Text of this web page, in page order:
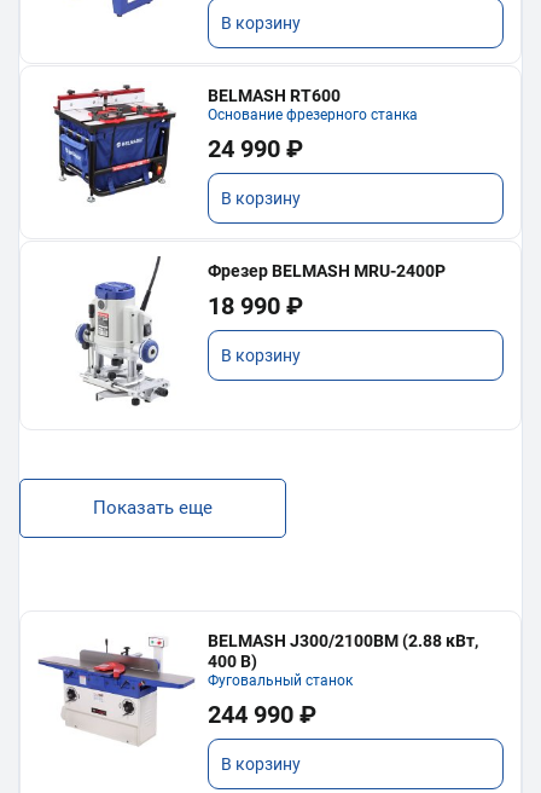
В корзину
BELMASH RT600
Основание фрезерного станка
24 990 ₽
В корзину
Фрезер BELMASH MRU-2400P
18 990 ₽
В корзину
Показать еще
BELMASH J300/2100ВМ (2.88 кВт,
400 В)
Фуговальный станок
244 990 ₽
В корзину